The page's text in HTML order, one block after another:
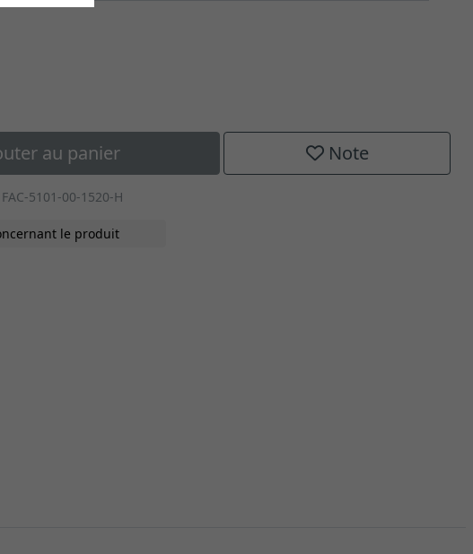
au panier Note
5101-00-1520-H
le produit